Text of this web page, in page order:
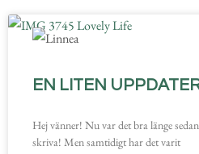
EN LITEN
Hej vänner! Nu var det bra länge
skriva! Men samtidigt har det varit